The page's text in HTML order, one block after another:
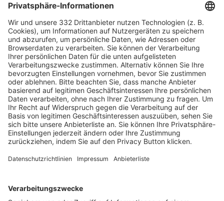
HÄUFIG BESUCHTE SEITEN
Pässe und Vereinswechsel
Trainerausbildung
Schulungsangebot Vereinsmitarbeiter
BFV-Geschäftsstellen
Trainerbörse
Login SpielPlus
FOLGE DEM BFV